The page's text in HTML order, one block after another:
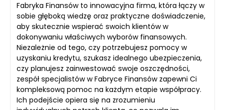
Fabryka Finansów to innowacyjna firma, która łączy w
sobie głęboką wiedzę oraz praktyczne doświadczenie,
aby skutecznie wspierać swoich klientów w
dokonywaniu właściwych wyborów finansowych.
Niezależnie od tego, czy potrzebujesz pomocy w
uzyskaniu kredytu, szukasz idealnego ubezpieczenia,
czy planujesz zainwestować swoje oszczędności,
zespół specjalistów w Fabryce Finansów zapewni Ci
kompleksową pomoc na każdym etapie współpracy.
Ich podejście opiera się na zrozumieniu